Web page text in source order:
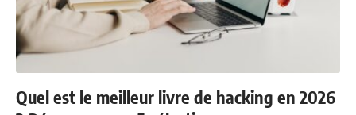
Quel est le meilleur livre de hacking en 2026